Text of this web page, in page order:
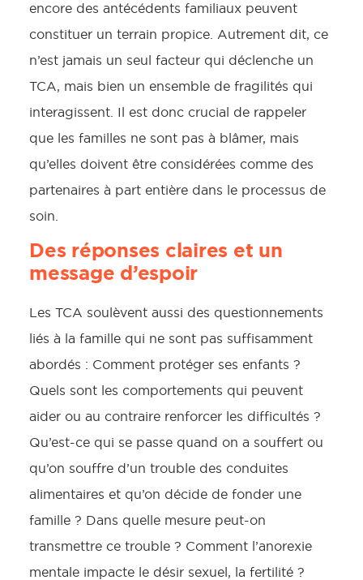
encore des antécédents familiaux peuvent
constituer un terrain propice. Autrement dit, ce
n’est jamais un seul facteur qui déclenche un
TCA, mais bien un ensemble de fragilités qui
interagissent. Il est donc crucial de rappeler
que les familles ne sont pas à blâmer, mais
qu’elles doivent être considérées comme des
partenaires à part entière dans le processus de
soin.
Des réponses claires et un
message d’espoir
Les TCA soulèvent aussi des questionnements
liés à la famille qui ne sont pas suffisamment
abordés : Comment protéger ses enfants ?
Quels sont les comportements qui peuvent
aider ou au contraire renforcer les difficultés ?
Qu’est-ce qui se passe quand on a souffert ou
qu’on souffre d’un trouble des conduites
alimentaires et qu’on décide de fonder une
famille ? Dans quelle mesure peut-on
transmettre ce trouble ? Comment l’anorexie
mentale impacte le désir sexuel, la fertilité ?